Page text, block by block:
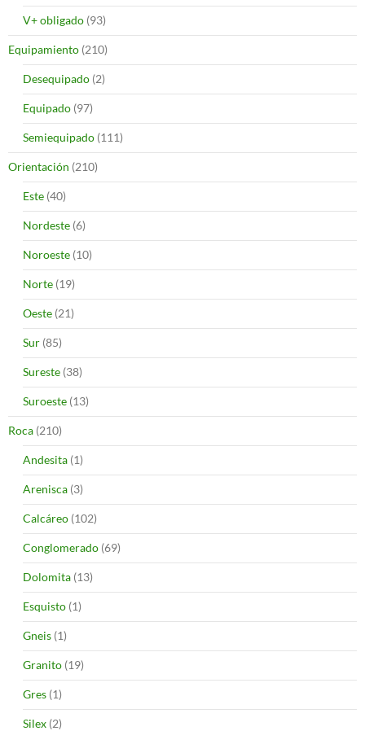
V+ obligado (93)
Equipamiento (210)
Desequipado (2)
Equipado (97)
Semiequipado (111)
Orientación (210)
Este (40)
Nordeste (6)
Noroeste (10)
Norte (19)
Oeste (21)
Sur (85)
Sureste (38)
Suroeste (13)
Roca (210)
Andesita (1)
Arenisca (3)
Calcáreo (102)
Conglomerado (69)
Dolomita (13)
Esquisto (1)
Gneis (1)
Granito (19)
Gres (1)
Silex (2)